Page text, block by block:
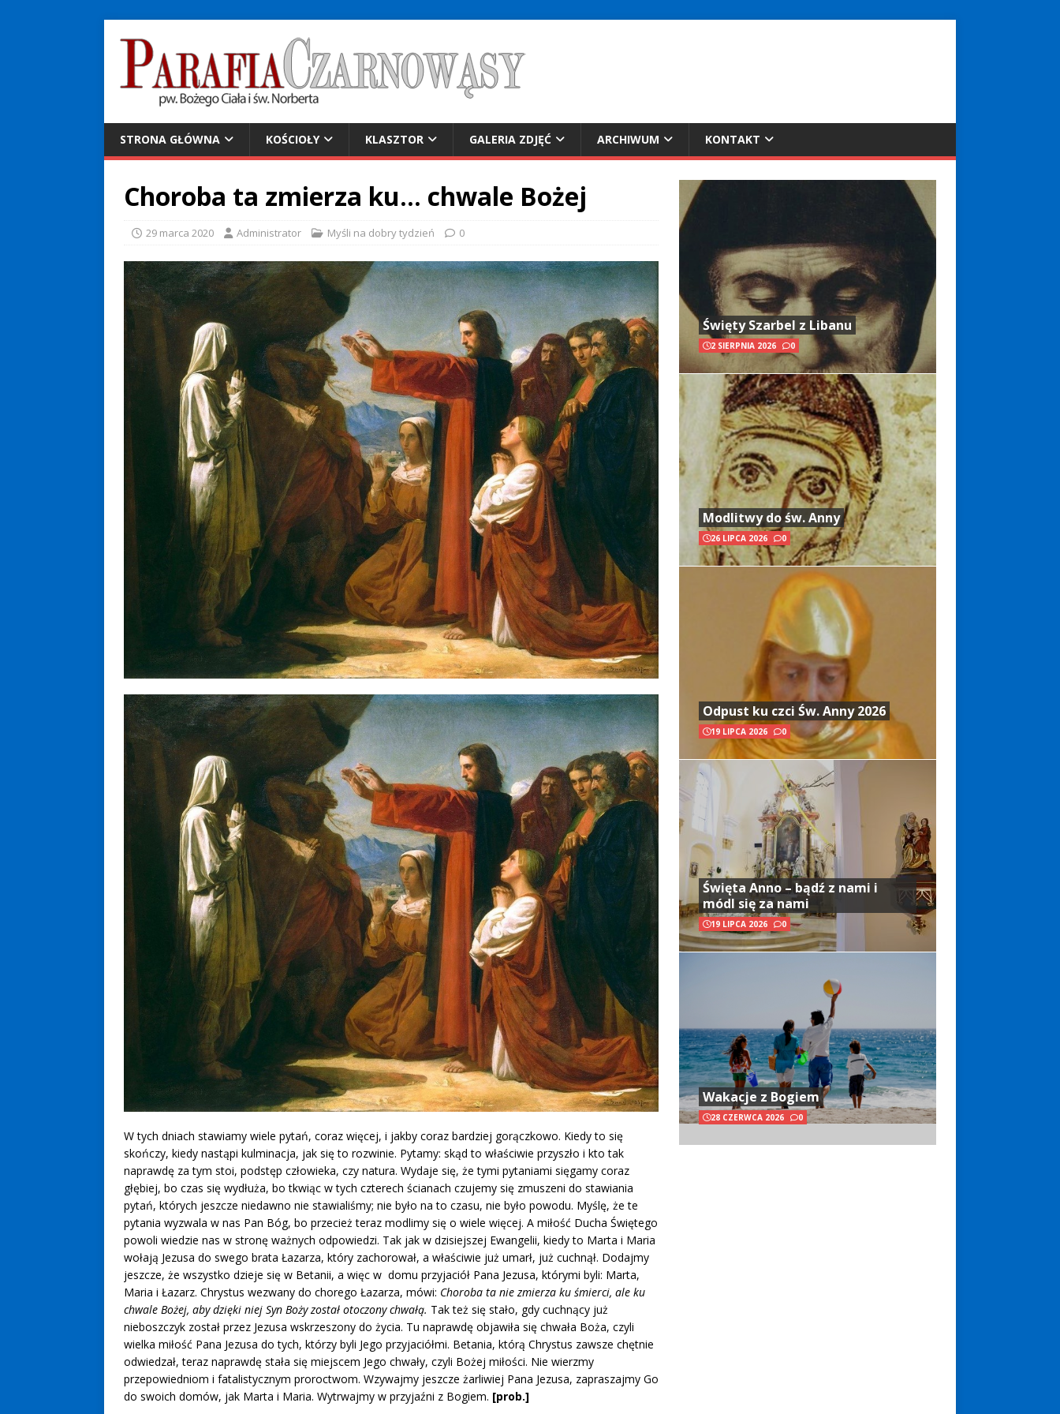
STRONA GŁÓWNA KOŚCIOŁY KLASZTOR GALERIA ZDJĘĆ ARCHIWUM KONTAKT
Choroba ta zmierza ku… chwale Bożej
29 marca 2020 Administrator Myśli na dobry tydzień 0
W tych dniach stawiamy wiele pytań, coraz więcej, i jakby coraz bardziej gorączkowo. Kiedy to się
skończy, kiedy nastąpi kulminacja, jak się to rozwinie. Pytamy: skąd to właściwie przyszło i kto tak
naprawdę za tym stoi, podstęp człowieka, czy natura. Wydaje się, że tymi pytaniami sięgamy coraz
głębiej, bo czas się wydłuża, bo tkwiąc w tych czterech ścianach czujemy się zmuszeni do stawiania
pytań, których jeszcze niedawno nie stawialiśmy; nie było na to czasu, nie było powodu. Myślę, że te
pytania wyzwala w nas Pan Bóg, bo przecież teraz modlimy się o wiele więcej. A miłość Ducha Świętego
powoli wiedzie nas w stronę ważnych odpowiedzi. Tak jak w dzisiejszej Ewangelii, kiedy to Marta i Maria
wołają Jezusa do swego brata Łazarza, który zachorował, a właściwie już umarł, już cuchnął. Dodajmy
jeszcze, że wszystko dzieje się w Betanii, a więc w domu przyjaciół Pana Jezusa, którymi byli: Marta,
Maria i Łazarz. Chrystus wezwany do chorego Łazarza, mówi: Choroba ta nie zmierza ku śmierci, ale ku
chwale Bożej, aby dzięki niej Syn Boży został otoczony chwałą. Tak też się stało, gdy cuchnący już
nieboszczyk został przez Jezusa wskrzeszony do życia. Tu naprawdę objawiła się chwała Boża, czyli
wielka miłość Pana Jezusa do tych, którzy byli Jego przyjaciółmi. Betania, którą Chrystus zawsze chętnie
odwiedzał, teraz naprawdę stała się miejscem Jego chwały, czyli Bożej miłości. Nie wierzmy
przepowiedniom i fatalistycznym proroctwom. Wzywajmy jeszcze żarliwiej Pana Jezusa, zapraszajmy Go
do swoich domów, jak Marta i Maria. Wytrwajmy w przyjaźni z Bogiem. [prob.]
Święty Szarbel z Libanu
2 SIERPNIA 2026 0
Modlitwy do św. Anny
26 LIPCA 2026 0
Odpust ku czci Św. Anny 2026
19 LIPCA 2026 0
Święta Anno – bądź z nami i
módl się za nami
19 LIPCA 2026 0
Wakacje z Bogiem
28 CZERWCA 2026 0